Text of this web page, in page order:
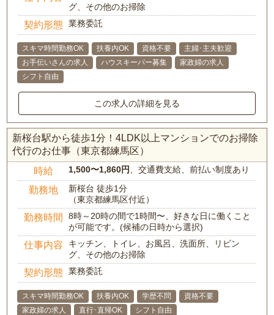
グ、その他のお掃除
契約形態 業務委託
スキマ時間勤務OK 扶養内OK 資格不要
主婦･主夫歓迎
お手伝いさんの求人
ハウスキーパー募集
家政婦の求人
シフト自由
この求人の詳細を見る
新桜台駅から徒歩1分！4LDK以上マンションでのお掃除
代行のお仕事（東京都練馬区）
時給 1,500〜1,860円 、交通費支給、前払い制度あり
勤務地
新桜台 徒歩1分
（東京都練馬区付近）
勤務時間
8時～20時の間で1時間〜、好きな日に働くこと
が可能です。(候補の日時から選択)
仕事内容
キッチン、トイレ、お風呂、洗面所、リビン
グ、その他のお掃除
契約形態 業務委託
スキマ時間勤務OK 扶養内OK 学歴不問
資格不要
家政婦の求人
直行･直帰OK シフト自由